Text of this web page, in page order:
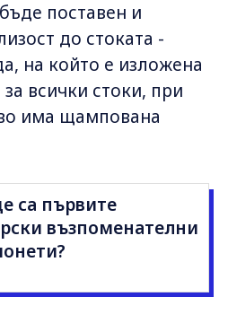
поставен и
до стоката -
на който е изложена
всички стоки, при
има щампована
са първите
възпоменателни